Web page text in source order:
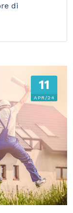
di
11
APR/24